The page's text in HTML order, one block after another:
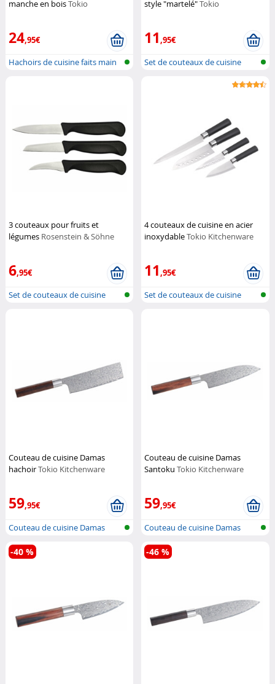
manche en boisTokio
24,95€
Hachoirs de cuisine faits main
style "martelé"Tokio
11,95€
Set de couteaux de cuisine
3 couteaux pour fruits et
légumes Rosenstein & Söhne
6,95€
Set de couteaux de cuisine
4 couteaux de cuisine en acier
inoxydableTokio Kitchenware
11,95€
Set de couteaux de cuisine
Couteau de cuisine Damas
hachoirTokio Kitchenware
59,95€
Couteau de cuisine Damas
Santoku
Couteau de cuisine Damas
SantokuTokio Kitchenware
59,95€
Couteau de cuisine Damas
Santoku
-40 % -46 %